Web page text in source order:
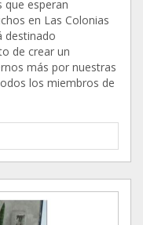
esperan
en Las Colonias
destinado
de crear un
más por nuestras
los miembros de